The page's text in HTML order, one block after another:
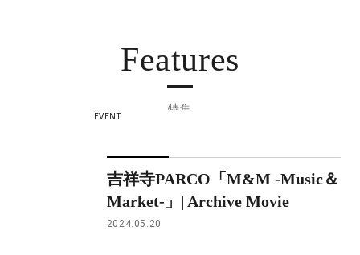
Features
特集
EVENT
吉祥寺PARCO「M&M -Music＆
Market-」| Archive Movie
2024.05.20